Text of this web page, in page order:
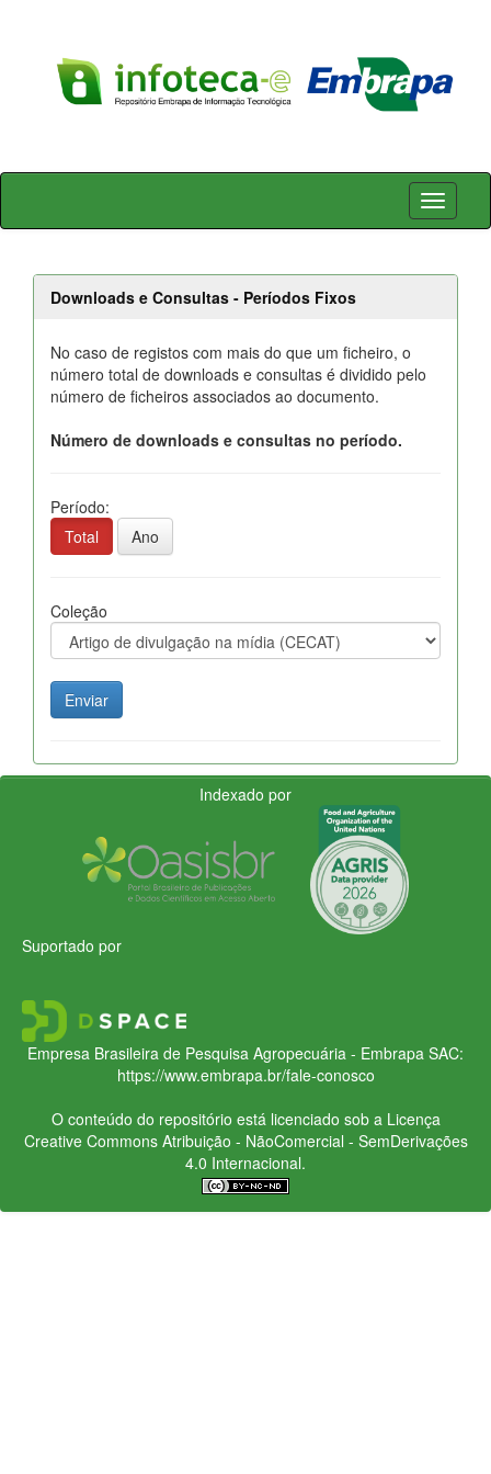
Skip
Downloads e Consultas - Períodos Fixos
No caso de registos com mais do que um ficheiro, o
número total de downloads e consultas é dividido pelo
número de ficheiros associados ao documento.
Número de downloads e consultas no período.
Período:
Total
Ano
Coleção
Indexado por
Suportado por
Empresa Brasileira de Pesquisa Agropecuária - Embrapa SAC:
https://www.embrapa.br/fale-conosco
O conteúdo do repositório está licenciado sob a Licença
Creative CommonsAtribuição - NãoComercial - SemDerivações
4.0 Internacional.